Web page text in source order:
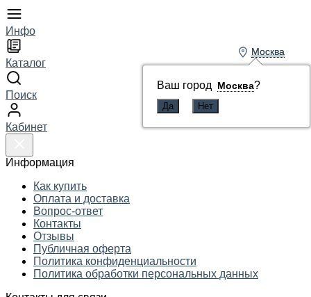
Инфо
Каталог
Поиск
Кабинет
Информация
Как купить
Оплата и доставка
Вопрос-ответ
Контакты
Отзывы
Публичная оферта
Политика конфиденциальности
Политика обработки персональных данных
Москва
Ваш город Москва?
Москва
Ваш город Москва?